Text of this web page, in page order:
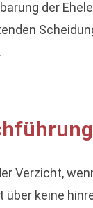
der
Verzicht,
keine